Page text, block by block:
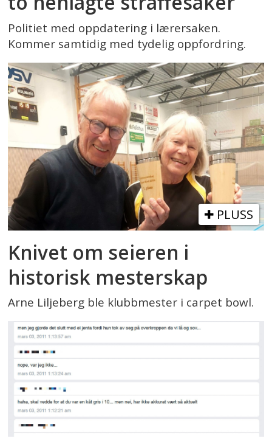
Politiet med oppdatering i lærersaken.
Kommer samtidig med tydelig oppfordring.
PLUSS
Knivet om seieren i
historisk mesterskap
Arne Liljeberg ble klubbmester i carpet bowl.